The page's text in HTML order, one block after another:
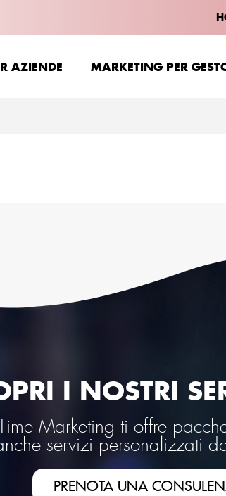
AZIENDE MARKETING PER
I NOSTRI
Marketing ti offre
servizi personalizzati
PRENOTA UNA
AZIENDE MARKETING PER